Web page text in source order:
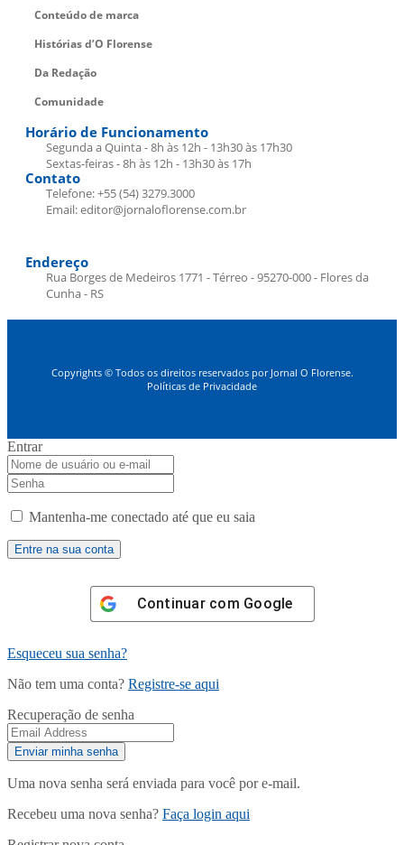
Conteúdo de marca
Histórias d’O Florense
Da Redação
Comunidade
Horário de Funcionamento
Segunda a Quinta - 8h às 12h - 13h30 às 17h30
Sextas-feiras - 8h às 12h - 13h30 às 17h
Contato
Telefone: +55 (54) 3279.3000
Email: editor@jornaloflorense.com.br
Endereço
Rua Borges de Medeiros 1771 - Térreo - 95270-000 - Flores da
Cunha - RS
Copyrights © Todos os direitos reservados por Jornal O Florense.
Políticas de Privacidade
Entrar
Mantenha-me conectado até que eu saia
Continuar com Google
Esqueceu sua senha?
Não tem uma conta? Registre-se aqui
Recuperação de senha
Uma nova senha será enviada para você por e-mail.
Recebeu uma nova senha? Faça login aqui